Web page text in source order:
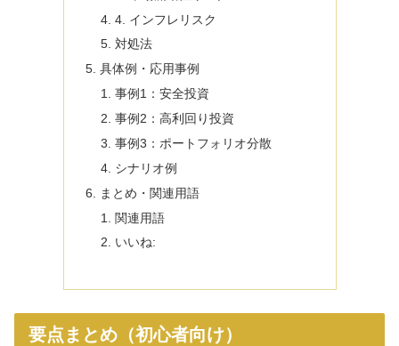
4. インフレリスク
対処法
具体例・応用事例
事例1：安全投資
事例2：高利回り投資
事例3：ポートフォリオ分散
シナリオ例
まとめ・関連用語
関連用語
いいね:
要点まとめ（初心者向け）